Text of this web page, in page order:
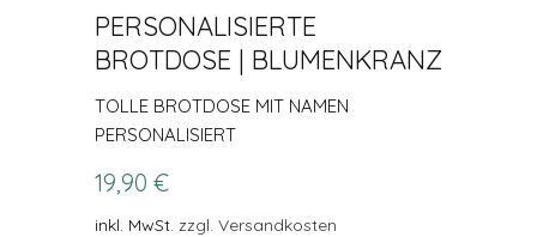
PERSONALISIERTE
BROTDOSE | BLUMENKRANZ
TOLLE BROTDOSE MIT NAMEN
PERSONALISIERT
19,90 €
inkl. MwSt. zzgl. Versandkosten